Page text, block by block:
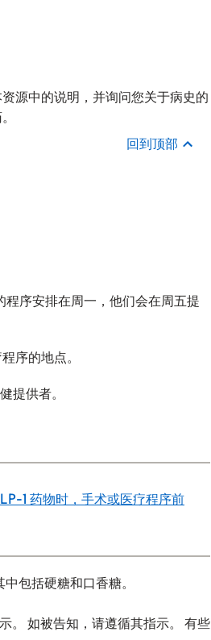
源中的说明，并询问您关于病史的
回到顶部
程序安排在周一，他们会在周五提
序的地点。
提供者。
1 药物时，手术或医疗程序前
中包括硬糖和口香糖。
。 如被告知，请遵循其指示。 有些